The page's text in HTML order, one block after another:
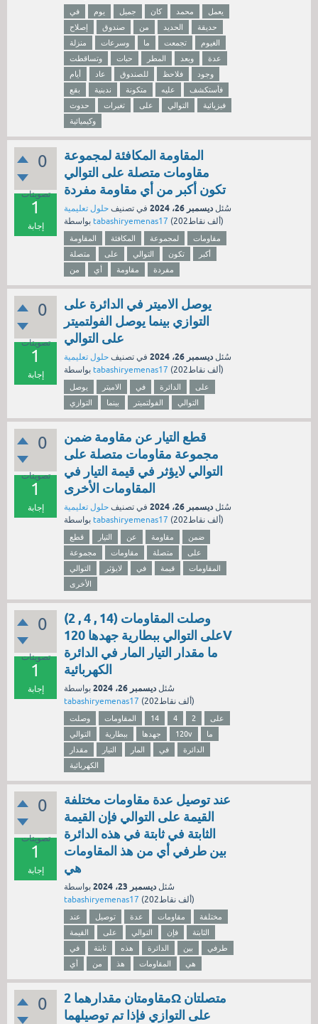
في يوم جميل كان محمد
يعمل
إصلاح
صندوق من الحديد
حديقة
منزلة
وسرعات ما تجمعت
الغيوم
وتساقطت
حبات المطر وبعد
عدة
أيام
عاد للصندوق فلاحظ
وجود
بقع
ندبنية متكونة عليه
فأستكشف
حدوث
تغيرات على التوالي
فيزيائية
وكيميائية
0
تصويتات
1
إجابة
المقاومة المكافئة لمجموعة
مقاومات متصلة على التوالي
تكون أكبر من أي مقاومة مفردة
سُئل ديسمبر 26، 2024 في تصنيف حلول تعليمية
tabashiryemenas17 ( 202ألف نقاط)
المقاومة المكافئة لمجموعة
مقاومات
متصلة
على التوالي تكون
أكبر
من
أي مقاومة مفردة
0
تصويتات
1
إجابة
يوصل الاميتر في الدائرة على
التوازي بينما يوصل الفولتميتر
على التوالي
سُئل ديسمبر 26، 2024 في تصنيف حلول تعليمية
tabashiryemenas17 ( 202ألف نقاط)
يوصل الاميتر في الدائرة
على
التوازي
بينما الفولتميتر التوالي
0
تصويتات
1
إجابة
قطع التيار عن مقاومة ضمن
مجموعة مقاومات متصلة على
التوالي لايؤثر في قيمة التيار في
المقاومات الأخرى
سُئل ديسمبر 26، 2024 في تصنيف حلول تعليمية
tabashiryemenas17 ( 202ألف نقاط)
قطع التيار عن مقاومة
ضمن
مجموعة
مقاومات متصلة
على
التوالي
لايؤثر في قيمة
المقاومات
الأخرى
0
تصويتات
1
إجابة
وصلت المقاومات (14 , 4 , 2)
على التوالي ببطارية جهدها 120V
ما مقدار التيار المار في الدائرة
الكهربائية
سُئل ديسمبر 26، 2024
بواسطة
tabashiryemenas17 ( 202ألف نقاط)
وصلت المقاومات 14 4 2
على
التوالي
ببطارية جهدها 120v
ما
مقدار
التيار المار في
الدائرة
الكهربائية
0
تصويتات
1
إجابة
عند توصيل عدة مقاومات مختلفة
القيمة على التوالي فإن القيمة
الثابتة في ثابتة في هذه الدائرة
بين طرفي أي من هذ المقاومات
هي
سُئل ديسمبر 23، 2024
بواسطة
tabashiryemenas17 ( 202ألف نقاط)
عند توصيل عدة مقاومات
مختلفة
القيمة
على التوالي فإن
الثابتة
في
ثابتة هذه الدائرة بين
طرفي
أي
من هذ المقاومات هي
0
مقاومتان مقدارهما 2Ω متصلتان
على التوازي فإذا تم توصيلهما